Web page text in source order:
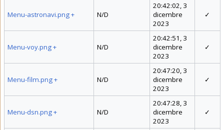
Menu-astronavi.png+ N/D
20:42:02, 3
dicembre
2023
✓
Menu-voy.png+ N/D
20:42:51, 3
dicembre
2023
✓
Menu-film.png+ N/D
20:47:20, 3
dicembre
2023
✓
Menu-dsn.png+ N/D
20:47:28, 3
dicembre
2023
✓